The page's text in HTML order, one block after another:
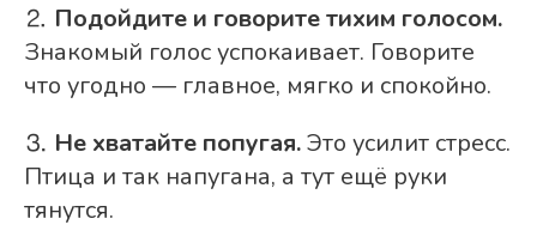
⒉ Подойдите и говорите тихим голосом.
Знакомый голос успокаивает. Говорите
что угодно — главное, мягко и спокойно.
⒊ Не хватайте попугая.Это усилит стресс.
Птица и так напугана, а тут ещё руки
тянутся.